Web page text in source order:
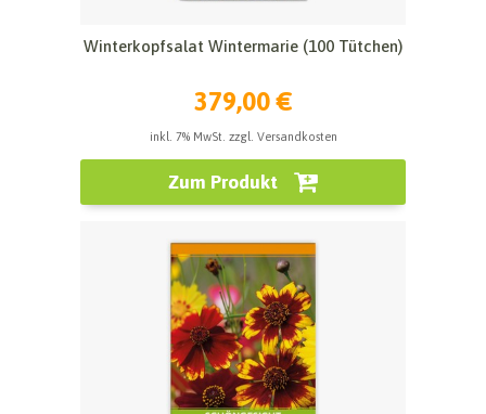
Winterkopfsalat Wintermarie (100 Tütchen)
379,00 €
inkl. 7% MwSt. zzgl. Versandkosten
Zum Produkt